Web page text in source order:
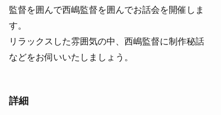
監督を囲んで西嶋監督を囲んでお話会を開催しま
す。
リラックスした雰囲気の中、西嶋監督に制作秘話
などをお伺いいたしましょう。
詳細